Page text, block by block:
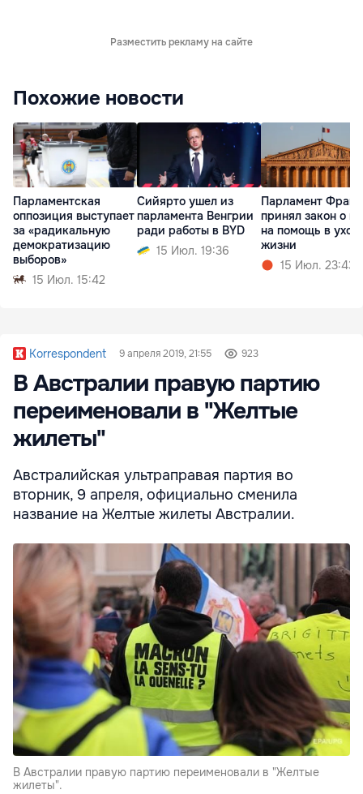
Разместить рекламу на сайте
Похожие новости
Парламентская
оппозиция выступает
за «радикальную
демократизацию
выборов»
15 Июл. 15:42
Сийярто ушел из
парламента Венгрии
ради работы в BYD
15 Июл. 19:36
Парламент
принял закон о
на помощь в
жизни
15 Июл. 23:43
Korrespondent 9 апреля 2019, 21:55 923
В Австралии правую партию
переименовали в "Желтые
жилеты"
Австралийская ультраправая партия во
вторник, 9 апреля, официально сменила
название на Желтые жилеты Австралии.
В Австралии правую партию переименовали в "Желтые
жилеты".